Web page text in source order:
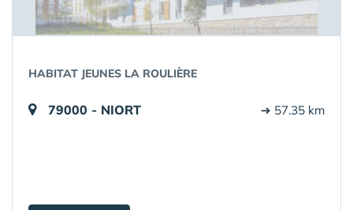
HABITAT JEUNES LA ROULIÈRE
79000 - NIORT ➔ 57.35 km